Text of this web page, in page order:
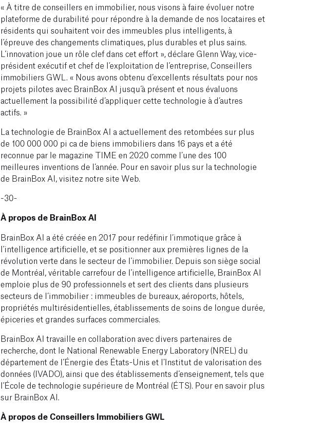
« À titre de conseillers en immobilier, nous visons à faire évoluer notre
plateforme de durabilité pour répondre à la demande de nos locataires et
résidents qui souhaitent voir des immeubles plus intelligents, à
l’épreuve des changements climatiques, plus durables et plus sains.
L’innovation joue un rôle clef dans cet effort », déclare Glenn Way, vice-
président exécutif et chef de l’exploitation de l’entreprise, Conseillers
immobiliers GWL. « Nous avons obtenu d’excellents résultats pour nos
projets pilotes avec BrainBox AI jusqu’à présent et nous évaluons
actuellement la possibilité d’appliquer cette technologie à d’autres
actifs. »
La technologie de BrainBox AI a actuellement des retombées sur plus
de 100 000 000 pi ca de biens immobiliers dans 16 pays et a été
reconnue par le magazine TIME en 2020 comme l’une des 100
meilleures inventions de l’année. Pour en savoir plus sur la technologie
de BrainBox AI, visitez notre site Web.
-30-
À propos de BrainBox AI
BrainBox AI a été créée en 2017 pour redéfinir l’immotique grâce à
l’intelligence artificielle, et se positionner aux premières lignes de la
révolution verte dans le secteur de l’immobilier. Depuis son siège social
de Montréal, véritable carrefour de l’intelligence artificielle, BrainBox AI
emploie plus de 90 professionnels et sert des clients dans plusieurs
secteurs de l’immobilier : immeubles de bureaux, aéroports, hôtels,
propriétés multirésidentielles, établissements de soins de longue durée,
épiceries et grandes surfaces commerciales.
BrainBox AI travaille en collaboration avec divers partenaires de
recherche, dont le National Renewable Energy Laboratory (NREL) du
département de l’Énergie des États-Unis et l’Institut de valorisation des
données (IVADO), ainsi que des établissements d’enseignement, tels que
l’École de technologie supérieure de Montréal (ÉTS). Pour en savoir plus
sur BrainBox AI.
À propos de Conseillers Immobiliers GWL